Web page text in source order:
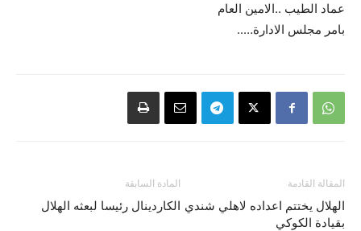
عماد الطيب ..الامين العام
بامر مجلس الادارة…..
المادة السابقة
الكاردينال رئيسا لبعثه الهلال
المقالة القادمة
الهلال يختتم اعداده لاهلي شندي
بقيادة الكوكي